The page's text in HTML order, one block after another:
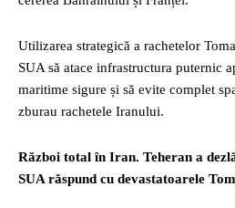
Utilizarea strategică a rachetelor
SUA să atace infrastructura puternic
maritime sigure și să evite complet
zburau rachetele Iranului.
Război total în Iran. Teheran a
SUA răspund cu devastatoarele